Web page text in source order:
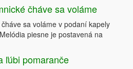
čháve sa voláme
sa voláme v podaní kapely
piesne je postavená na
ľúbi pomaranče